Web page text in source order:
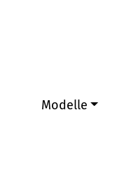
Modelle